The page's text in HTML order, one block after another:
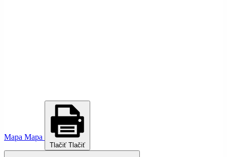
Mapa Mapa
Tlačiť Tlačiť